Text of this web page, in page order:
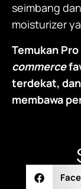
seimbang
moisturizer
Temukan
commerce
terdekat,
membawa